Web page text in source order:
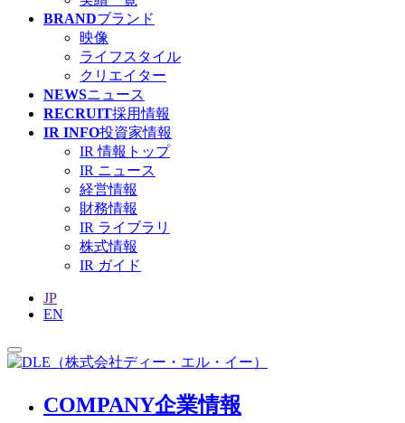
BRANDブランド
映像
ライフスタイル
クリエイター
NEWSニュース
RECRUIT採用情報
IR INFO投資家情報
IR 情報トップ
IR ニュース
経営情報
財務情報
IR ライブラリ
株式情報
IR ガイド
JP
EN
COMPANY企業情報